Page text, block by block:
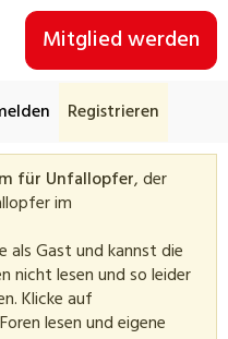
Mitglied werden
Neues Sponsor
Registrieren
für Unfallopfer, der
im
als Gast und kannst die
nicht lesen und so leider
Klicke auf
lesen und eigene